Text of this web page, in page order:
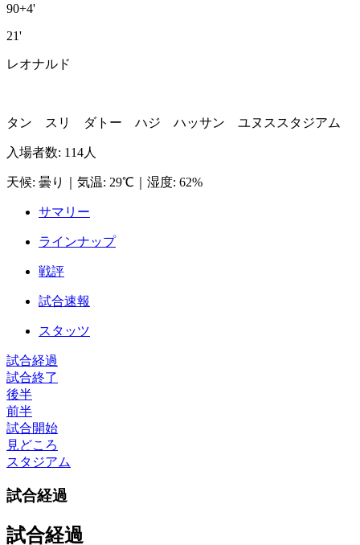
90+4'
21'
レオナルド
タン スリ ダトー ハジ ハッサン ユヌススタジアム
入場者数: 114人
天候: 曇り 気温: 29℃ 湿度: 62%
サマリー
ラインナップ
戦評
試合速報
スタッツ
試合経過
試合終了
後半
前半
試合開始
見どころ
スタジアム
試合経過
試合経過